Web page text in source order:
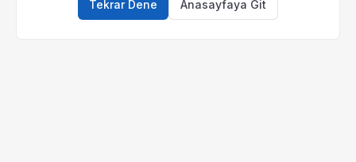
Tekrar Dene Anasayfaya Git